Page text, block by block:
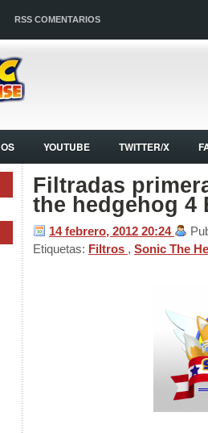
RSS COMENTARIOS
YOUTUBE TWITTER/X
Filtradas
the hedgehog 4
14 febrero, 2012 20:24
Etiquetas: Filtros , Sonic The